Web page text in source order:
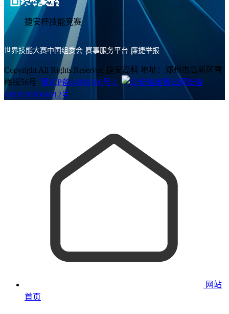
捷安杯技能竞赛
世界技能大赛中国组委会 赛事服务平台 廉捷举报
Copyright All Rights Reserved 捷安高科 地址：郑州市高新区雪
梅街56号 豫ICP备14008106号-1
豫公网安备
41019702004612号
网站
首页